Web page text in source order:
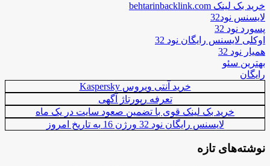
خرید بک لینک behtarinbacklink.com
لایسنس نود32
پسورد نود 32
اوکلی لایسنس رایگان نود 32
همیار نود 32
بهترین سئو
رایگان
خرید آنتی ویروس Kaspersky
تعرفه رپورتاژ آگهی
خرید بک لینک قوی با تضمین صعود سایت در یک ماه
لایسنس رایگان نود 32 ورژن 16 به تاریخ امروز
نوشته‌های تازه